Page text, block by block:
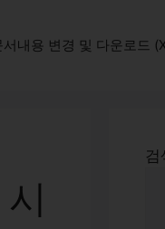
서내용 변경 및 다운로드
검